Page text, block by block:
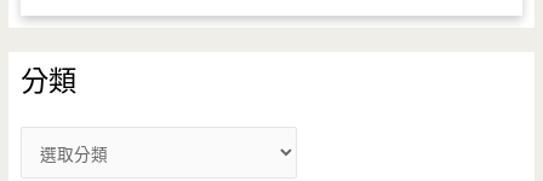
分類
類